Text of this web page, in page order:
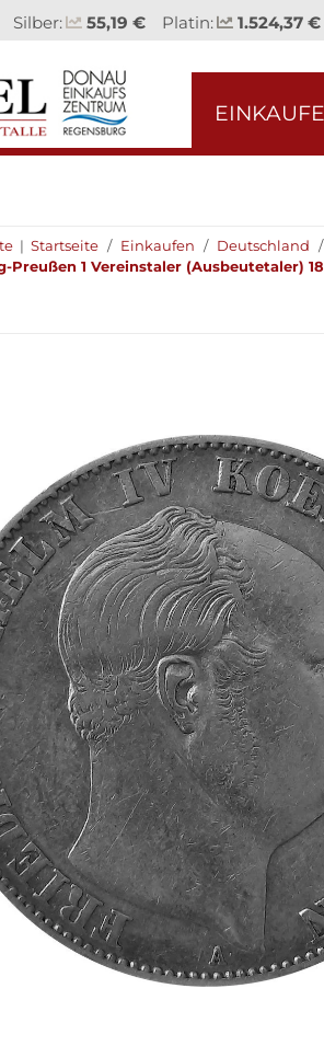
Silber: 55,19 € Platin: 1.524,37 €
Startseite Einkaufen Deutschland
Preußen 1 Vereinstaler (Ausbeutetaler)